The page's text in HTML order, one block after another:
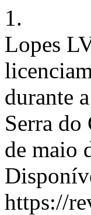
1.
Lopes
durante
Serra
de maio
https://